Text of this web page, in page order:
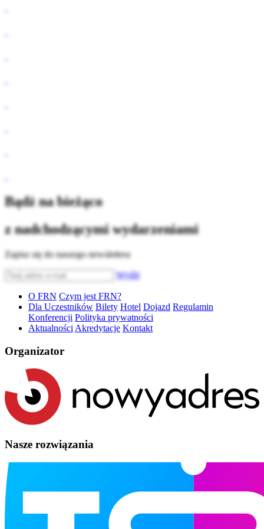
Bądź na bieżąco
z nadchodzącymi wydarzeniami
Zapisz się do naszego newslettera
Wyślij
O FRN Czym jest FRN?
Dla Uczestników Bilety Hotel Dojazd Regulamin
Konferencji Polityka prywatności
Aktualności Akredytacje Kontakt
Organizator
Nasze rozwiązania